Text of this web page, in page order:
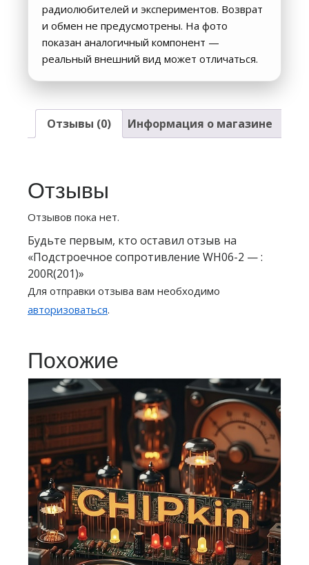
радиолюбителей и экспериментов. Возврат
и обмен не предусмотрены. На фото
показан аналогичный компонент —
реальный внешний вид может отличаться.
Отзывы (0) Информация о магазине
Отзывы
Отзывов пока нет.
Будьте первым, кто оставил отзыв на
«Подстроечное сопротивление WH06-2 — :
200R(201)»
Для отправки отзыва вам необходимо
авторизоваться.
Похожие